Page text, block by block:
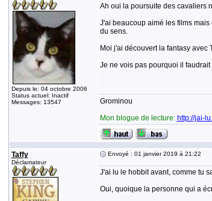
Depuis le: 04 octobre 2006
Status actuel: Inactif
Messages: 13547
Ah oui la poursuite des cavaliers
J'ai beaucoup aimé les films
du sens.
Moi j'ai découvert la fantasy
Je ne vois pas pourquoi il
Grominou
Mon blogue de lecture: http://jai-
Taffy
Déclamateur
Envoyé : 01 janvier 2019 à 21:22
J'ai lu le hobbit avant, comme tu
Oui, quoique la personne qui a